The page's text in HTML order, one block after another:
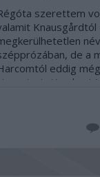
szerettem
de a
eddig
visszatartott valami.
nemigen vágyom.